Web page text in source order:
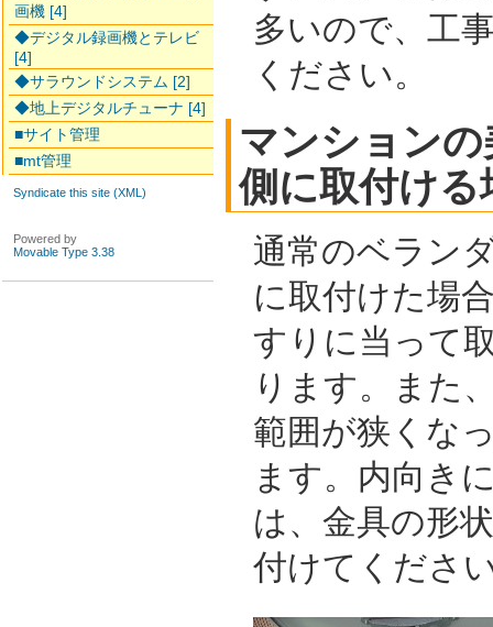
多いので、工
ください。
マンション
側に取付ける
通常のベラン
に取付けた場
すりに当って
ります。また
範囲が狭くな
ます。内向き
は、金具の形
付けてくださ
画機 [4]
◆デジタル録画機とテレビ
[4]
◆サラウンドシステム [2]
◆地上デジタルチューナ [4]
■サイト管理
■mt管理
Syndicate this site (XML)
Powered by
Movable Type 3.38